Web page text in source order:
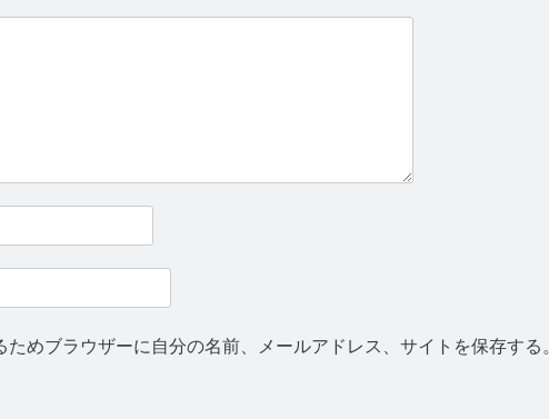
めブラウザーに自分の名前、メールアドレス、サイトを保存する。